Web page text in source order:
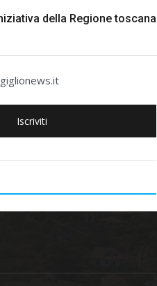
della Regione toscana
Iscriviti